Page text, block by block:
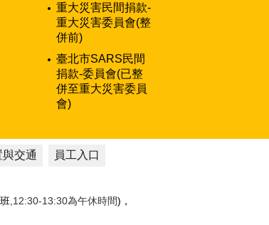
重大災害民間捐款-
重大災害委員會(整
併前)
臺北市SARS民間
捐款-委員會(已整
併至重大災害委員
會)
與交通 員工入口
,12:30-13:30為午休時間)，